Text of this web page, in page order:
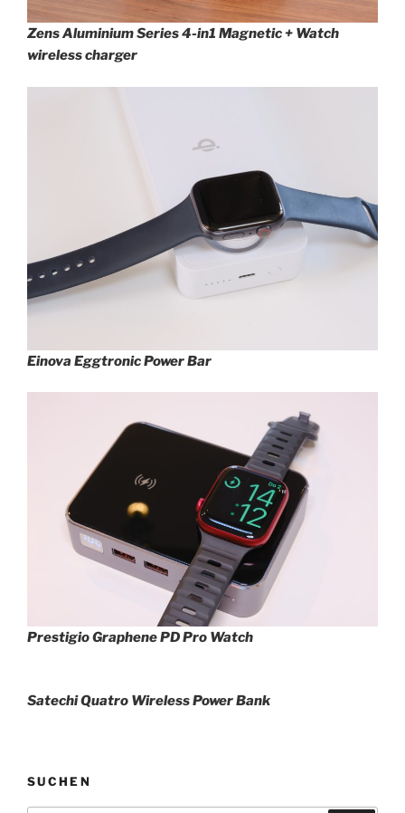
Zens Aluminium Series 4-in1 Magnetic + Watch
wireless charger
Einova Eggtronic Power Bar
Prestigio Graphene PD Pro Watch
Satechi Quatro Wireless Power Bank
SUCHEN